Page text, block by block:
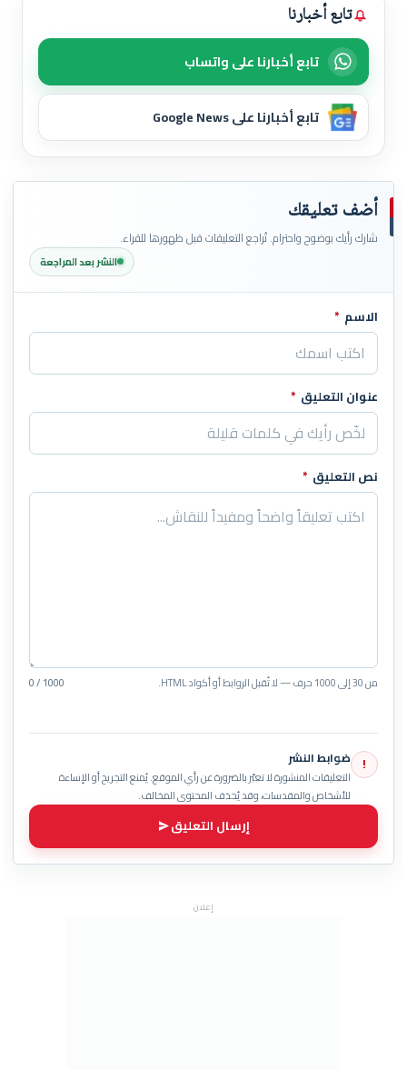
تابع أخبارنا
تابع أخبارنا على واتساب
تابع أخبارنا على Google News
أضف تعليقك
شارك رأيك بوضوح واحترام. تُراجع التعليقات قبل ظهورها للقراء.
النشر بعد المراجعة
اترك هذا الحقل فارغاً
الاسم *
عنوان التعليق *
نص التعليق *
من 30 إلى 1000 حرف — لا تُقبل الروابط أو أكواد HTML. 0 / 1000
! ضوابط النشر
التعليقات المنشورة لا تعبّر بالضرورة عن رأي الموقع. يُمنع التجريح أو الإساءة
للأشخاص والمقدسات، وقد يُحذف المحتوى المخالف.
إرسال التعليق
إعلان